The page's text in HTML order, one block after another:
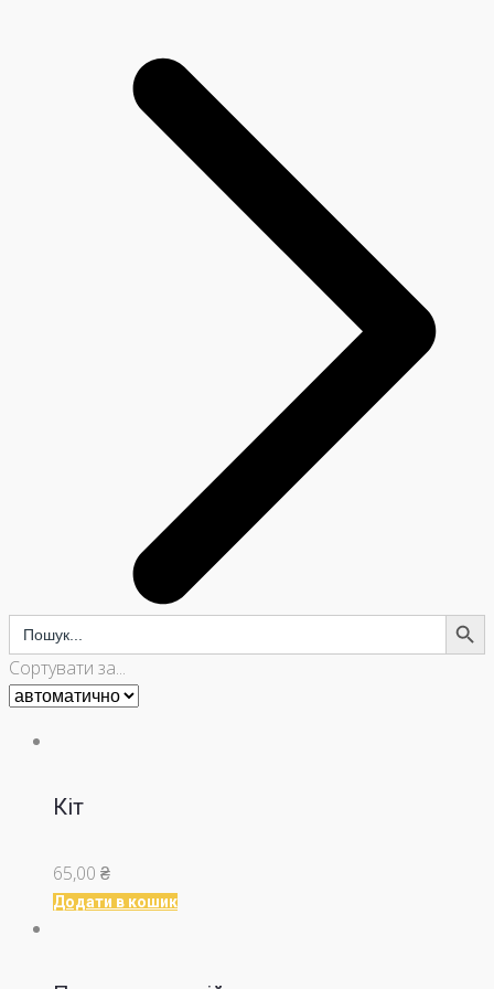
Search
for:
Search Button
Сортувати за...
Кіт
65,00 ₴
Додати в кошик